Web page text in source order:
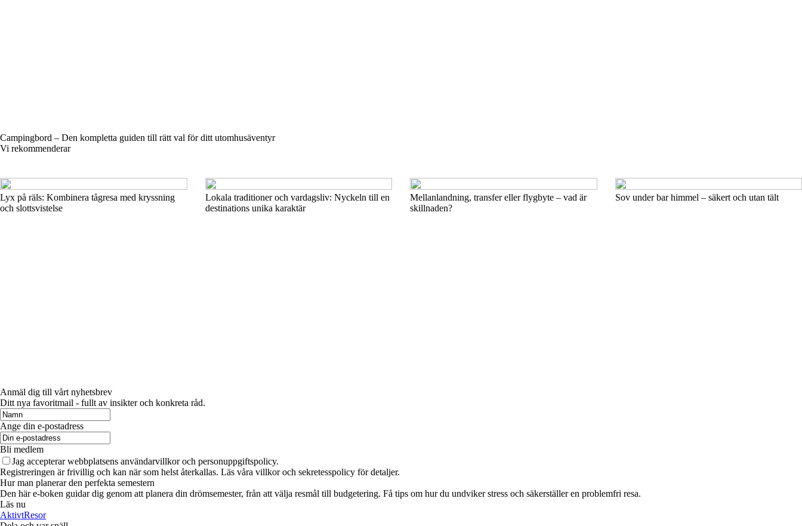
Campingbord – Den kompletta guiden till rätt val för ditt utomhusäventyr
Vi rekommenderar
Lyx på räls: Kombinera tågresa med kryssning
och slottsvistelse
Lokala traditioner och vardagsliv: Nyckeln till en
destinations unika karaktär
Mellanlandning, transfer eller flygbyte – vad är
skillnaden?
Sov under bar himmel – säkert och utan tält
Anmäl dig till vårt nyhetsbrev
Ditt nya favoritmail - fullt av insikter och konkreta råd.
Ange din e-postadress
Bli medlem
Jag accepterar webbplatsens användarvillkor och personuppgiftspolicy.
Registreringen är frivillig och kan när som helst återkallas. Läs våra villkor och sekretesspolicy för detaljer.
Hur man planerar den perfekta semestern
Den här e-boken guidar dig genom att planera din drömsemester, från att välja resmål till budgetering. Få tips om hur du undviker stress och säkerställer en problemfri resa.
Läs nu
AktivtResor